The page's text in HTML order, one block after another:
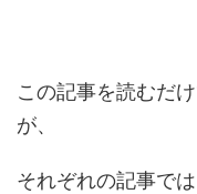
この記事を読むだ
が、
それぞれの記事で